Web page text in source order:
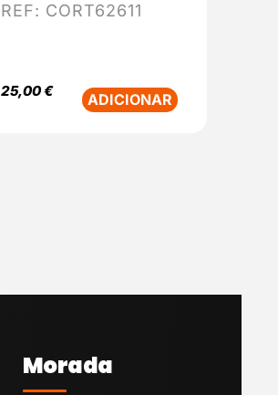
REF: CORT62611
25,00€
ADICIONAR
Morada